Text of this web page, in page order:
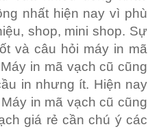
nhất hiện nay vì phù
shop, mini shop. Sự
và câu hỏi máy in mã
in mã vạch cũ cũng
in nhưng ít. Hiện nay
in mã vạch cũ cũng
giá rẻ cần chú ý các